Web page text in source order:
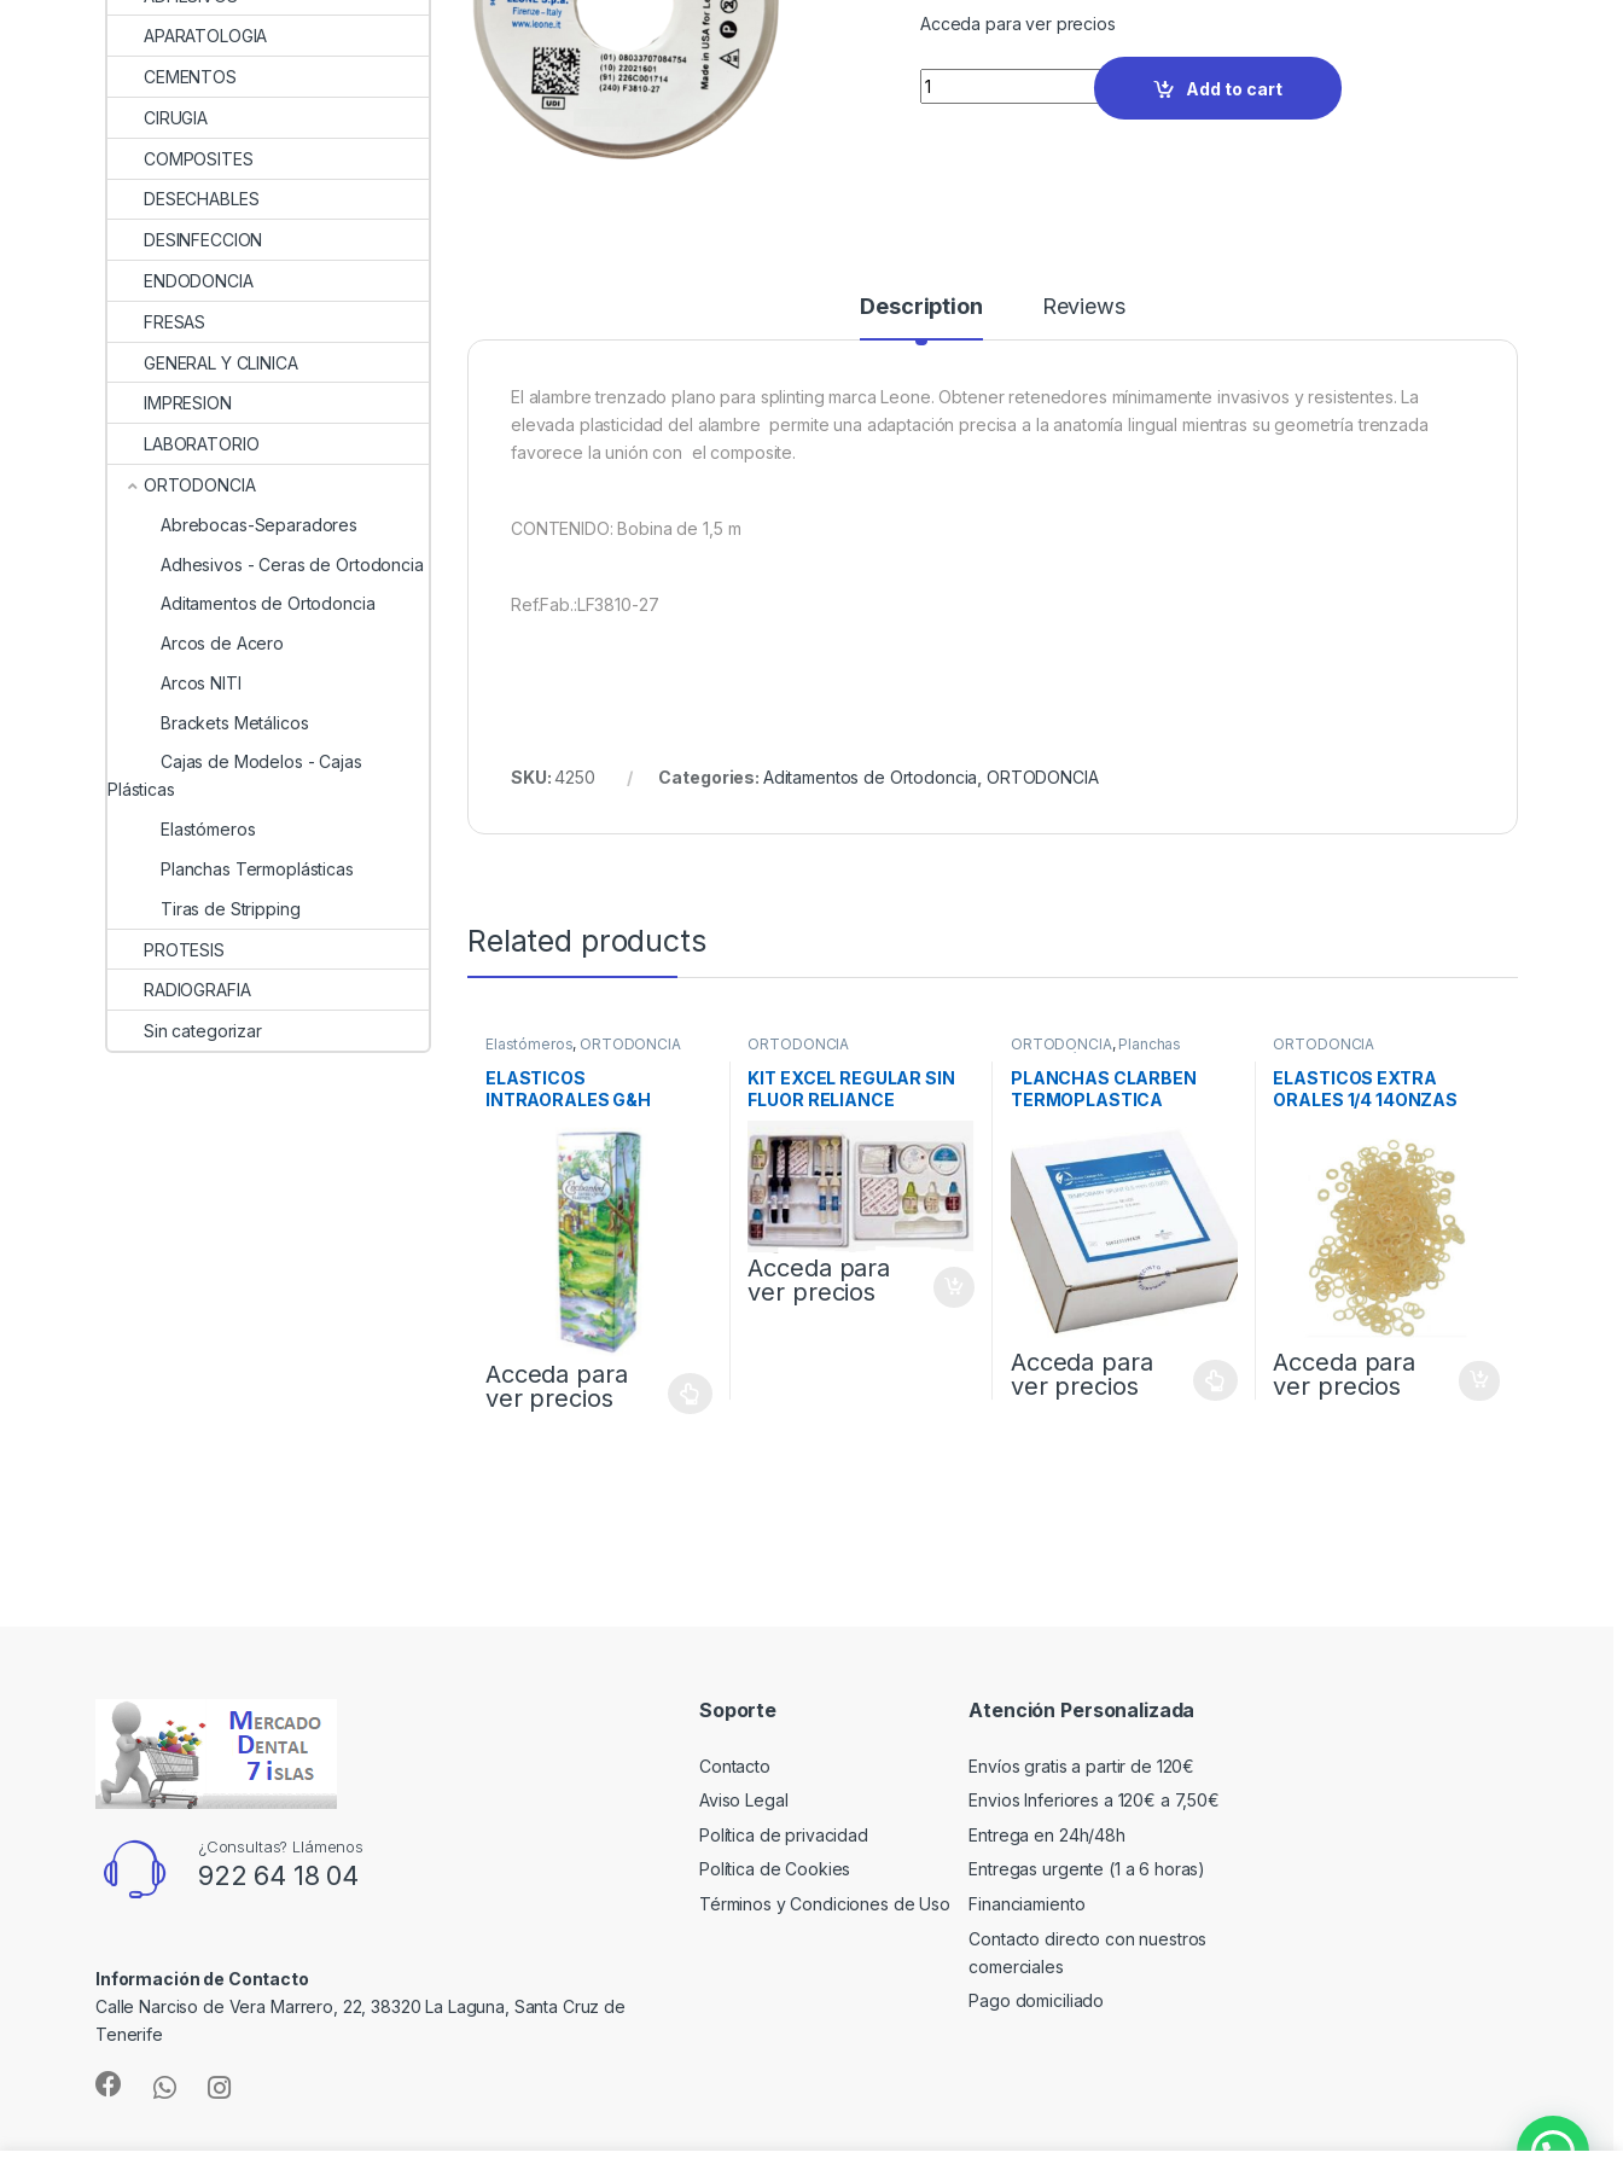
Acceda para ver precios
Quantity
Add to cart
Description Reviews
El alambre trenzado plano para splinting marca Leone. Obtener retenedores mínimamente invasivos y resistentes. La
elevada plasticidad del alambre permite una adaptación precisa a la anatomía lingual mientras su geometría trenzada
favorece la unión con el composite.
CONTENIDO: Bobina de 1,5 m
Ref.Fab.:LF3810-27
SKU:4250 Categories: Aditamentos de Ortodoncia ,ORTODONCIA
Related products
Elastómeros, ORTODONCIA
ELASTICOS
INTRAORALES G&H
Acceda para
ver precios
ORTODONCIA
KIT EXCEL REGULAR SIN
FLUOR RELIANCE
Acceda para
ver precios
ORTODONCIA, Planchas
Termoplásticas
PLANCHAS CLARBEN
TERMOPLASTICA
Acceda para
ver precios
ORTODONCIA
ELASTICOS EXTRA
ORALES 1/4 14ONZAS
Acceda para
ver precios
APARATOLOGIA
CEMENTOS
CIRUGIA
COMPOSITES
DESECHABLES
DESINFECCION
ENDODONCIA
FRESAS
GENERAL Y CLINICA
IMPRESION
LABORATORIO
ORTODONCIA
Abrebocas-Separadores
Adhesivos - Ceras de Ortodoncia
Aditamentos de Ortodoncia
Arcos de Acero
Arcos NITI
Brackets Metálicos
Cajas de Modelos - Cajas
Plásticas
Elastómeros
Planchas Termoplásticas
Tiras de Stripping
PROTESIS
RADIOGRAFIA
Sin categorizar
¿Consultas? Llámenos
922 64 18 04
Información de Contacto
Calle Narciso de Vera Marrero, 22, 38320 La Laguna, Santa Cruz de
Tenerife
Soporte
Contacto
Aviso Legal
Política de privacidad
Política de Cookies
Términos y Condiciones de Uso
Atención Personalizada
Envíos gratis a partir de 120€
Envios Inferiores a 120€ a 7,50€
Entrega en 24h/48h
Entregas urgente (1 a 6 horas)
Financiamiento
Contacto directo con nuestros
comerciales
Pago domiciliado